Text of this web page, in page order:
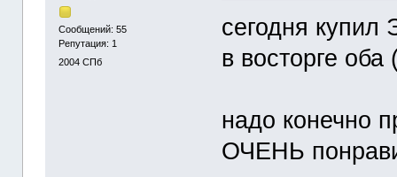
Сообщений: 55
Репутация: 1
2004 СПб
сегодня купил
в восторге оба
надо конечно
ОЧЕНЬ